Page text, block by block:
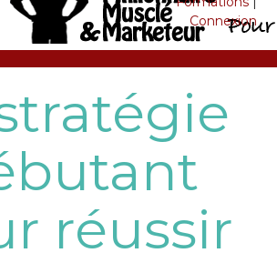
Connexion
réussir